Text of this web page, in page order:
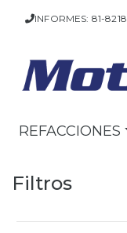
INFORMES: 81-
REFACCIONES
Filtros